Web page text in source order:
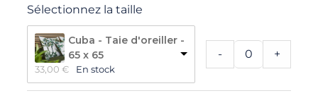
Sélectionnez la taille
Cuba - Taie d'oreiller -
65 x 65
33,00 € En stock
- +